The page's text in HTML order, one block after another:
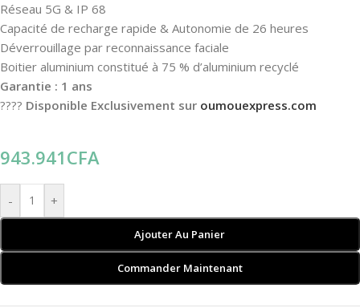
Réseau 5G & IP 68
Capacité de recharge rapide & Autonomie de 26 heures
Déverrouillage par reconnaissance faciale
Boitier aluminium constitué à 75 % d’aluminium recyclé
Garantie : 1 ans
???? Disponible Exclusivement sur oumouexpress.com
943.941CFA
- +
Ajouter Au Panier
Commander Maintenant